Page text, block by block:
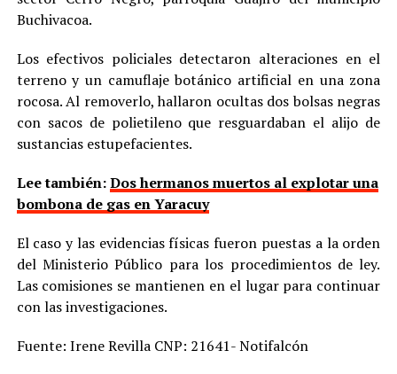
Buchivacoa.
Los efectivos policiales detectaron alteraciones en el
terreno y un camuflaje botánico artificial en una zona
rocosa. Al removerlo, hallaron ocultas dos bolsas negras
con sacos de polietileno que resguardaban el alijo de
sustancias estupefacientes.
Lee también:Dos hermanos muertos al explotar una
bombona de gas en Yaracuy
El caso y las evidencias físicas fueron puestas a la orden
del Ministerio Público para los procedimientos de ley.
Las comisiones se mantienen en el lugar para continuar
con las investigaciones.
Fuente: Irene Revilla CNP: 21641- Notifalcón